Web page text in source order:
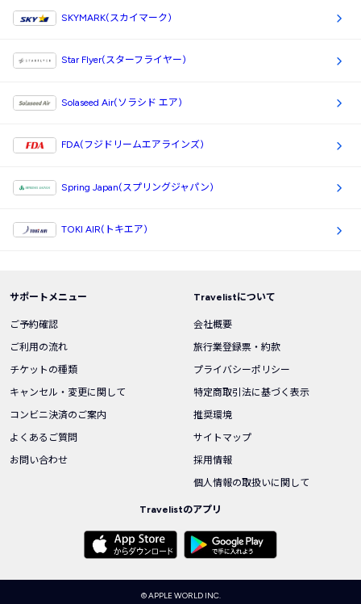
SKYMARK(スカイマーク)
Star Flyer(スターフライヤー)
Solaseed Air(ソラシド エア)
FDA(フジドリームエアラインズ)
Spring Japan(スプリングジャパン)
TOKI AIR(トキエア)
サポートメニュー
ご予約確認
ご利用の流れ
チケットの種類
キャンセル・変更に関して
コンビニ決済のご案内
よくあるご質問
お問い合わせ
Travelistについて
会社概要
旅行業登録票・約款
プライバシーポリシー
特定商取引法に基づく表示
推奨環境
サイトマップ
採用情報
個人情報の取扱いに関して
Travelistのアプリ
© APPLE WORLD INC.